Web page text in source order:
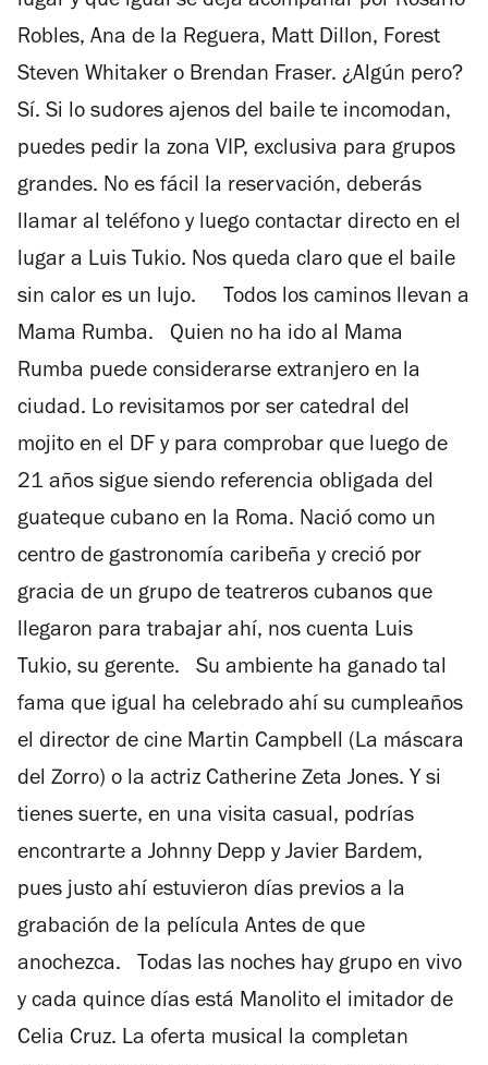
Robles, Ana de la Reguera, Matt Dillon, Forest
Steven Whitaker o Brendan Fraser. ¿Algún pero?
Sí. Si lo sudores ajenos del baile te incomodan,
puedes pedir la zona VIP, exclusiva para grupos
grandes. No es fácil la reservación, deberás
llamar al teléfono y luego contactar directo en el
lugar a Luis Tukio. Nos queda claro que el baile
sin calor es un lujo. Todos los caminos llevan a
Mama Rumba. Quien no ha ido al Mama
Rumba puede considerarse extranjero en la
ciudad. Lo revisitamos por ser catedral del
mojito en el DF y para comprobar que luego de
21 años sigue siendo referencia obligada del
guateque cubano en la Roma. Nació como un
centro de gastronomía caribeña y creció por
gracia de un grupo de teatreros cubanos que
llegaron para trabajar ahí, nos cuenta Luis
Tukio, su gerente. Su ambiente ha ganado tal
fama que igual ha celebrado ahí su cumpleaños
el director de cine Martin Campbell (La máscara
del Zorro) o la actriz Catherine Zeta Jones. Y si
tienes suerte, en una visita casual, podrías
encontrarte a Johnny Depp y Javier Bardem,
pues justo ahí estuvieron días previos a la
grabación de la película Antes de que
anochezca. Todas las noches hay grupo en vivo
y cada quince días está Manolito el imitador de
Celia Cruz. La oferta musical la completan